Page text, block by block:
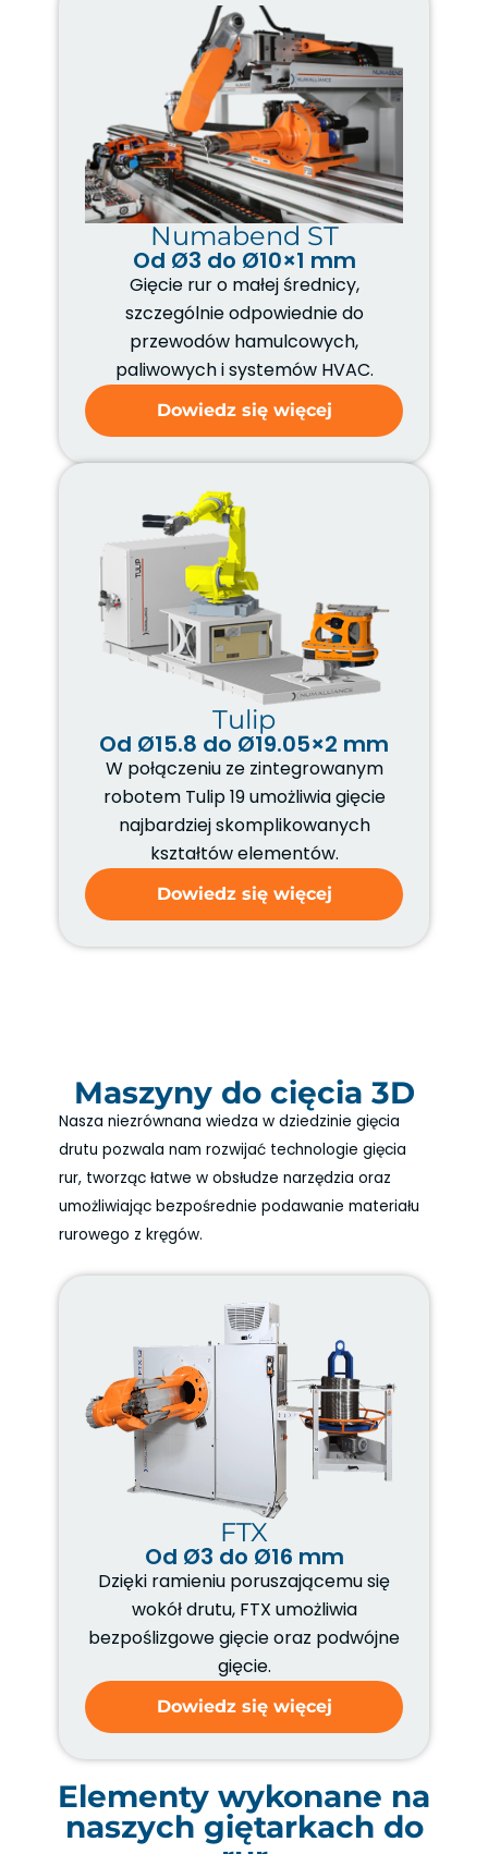
Numabend ST
Od Ø3 do Ø10×1 mm
Gięcie rur o małej średnicy,
szczególnie odpowiednie do
przewodów hamulcowych,
paliwowych i systemów HVAC.
Dowiedz się więcej
Tulip
Od Ø15.8 do Ø19.05×2 mm
W połączeniu ze zintegrowanym
robotem Tulip 19 umożliwia gięcie
najbardziej skomplikowanych
kształtów elementów.
Dowiedz się więcej
Maszyny do cięcia 3D
Nasza niezrównana wiedza w dziedzinie gięcia
drutu pozwala nam rozwijać technologie gięcia
rur, tworząc łatwe w obsłudze narzędzia oraz
umożliwiając bezpośrednie podawanie materiału
rurowego z kręgów.
FTX
Od Ø3 do Ø16 mm
Dzięki ramieniu poruszającemu się
wokół drutu, FTX umożliwia
bezpoślizgowe gięcie oraz podwójne
gięcie.
Dowiedz się więcej
Elementy wykonane na
naszych giętarkach do